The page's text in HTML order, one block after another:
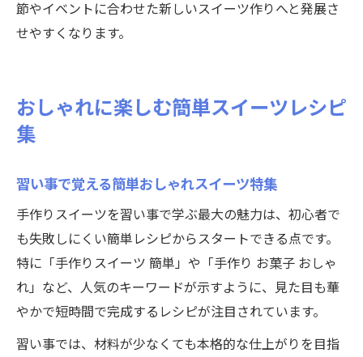
節やイベントに合わせた新しいスイーツ作りへと発展さ
せやすくなります。
おしゃれに楽しむ簡単スイーツレシピ
集
習い事で覚える簡単おしゃれスイーツ特集
手作りスイーツを習い事で学ぶ最大の魅力は、初心者で
も失敗しにくい簡単レシピからスタートできる点です。
特に「手作りスイーツ 簡単」や「手作り お菓子 おしゃ
れ」など、人気のキーワードが示すように、見た目も華
やかで短時間で完成するレシピが注目されています。
習い事では、材料が少なくても本格的な仕上がりを目指